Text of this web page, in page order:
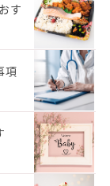
す
項